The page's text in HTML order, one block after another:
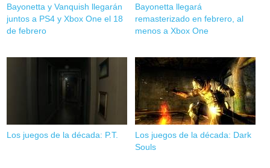
Bayonetta y Vanquish llegarán
juntos a PS4 y Xbox One el 18
de febrero
Bayonetta llegará
remasterizado en febrero, al
menos a Xbox One
Los juegos de la década: P.T.
Los juegos de la década: Dark
Souls